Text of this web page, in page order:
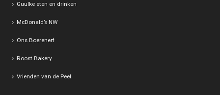
Guulke eten en drinken
McDonald’s NW
Ons Boerenerf
Roost Bakery
Vrienden van de Peel